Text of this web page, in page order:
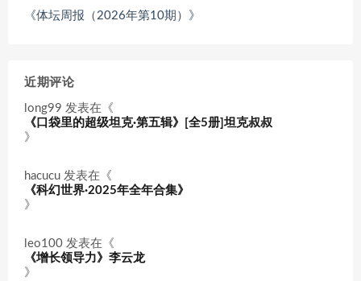
《体坛周报（2026年第10期）》
近期评论
long99 发表在《
《口袋里的超级坦克·第五辑》[全5册]坦克叔叔
》
hacucu 发表在《
《科幻世界·2025年全年合集》
》
leo100 发表在《
《增长领导力》李云龙
》